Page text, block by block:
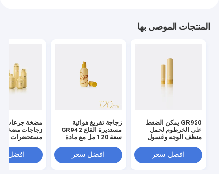
المنتجات الموصى بها
GR920 يمكن الضغط
على الخرطوم لحمل
منظف الوجه وغسول
افضل سعر
زجاجة تفريغ هوائية
مستديرة القاع GR942
سعة 120 مل مع مادة
المضخات الخالية من
الهواء
افضل سعر
مضخة جرعات
زجاجات مضخة
مستحضرات
درجة ومادة PP / PCR
افضل